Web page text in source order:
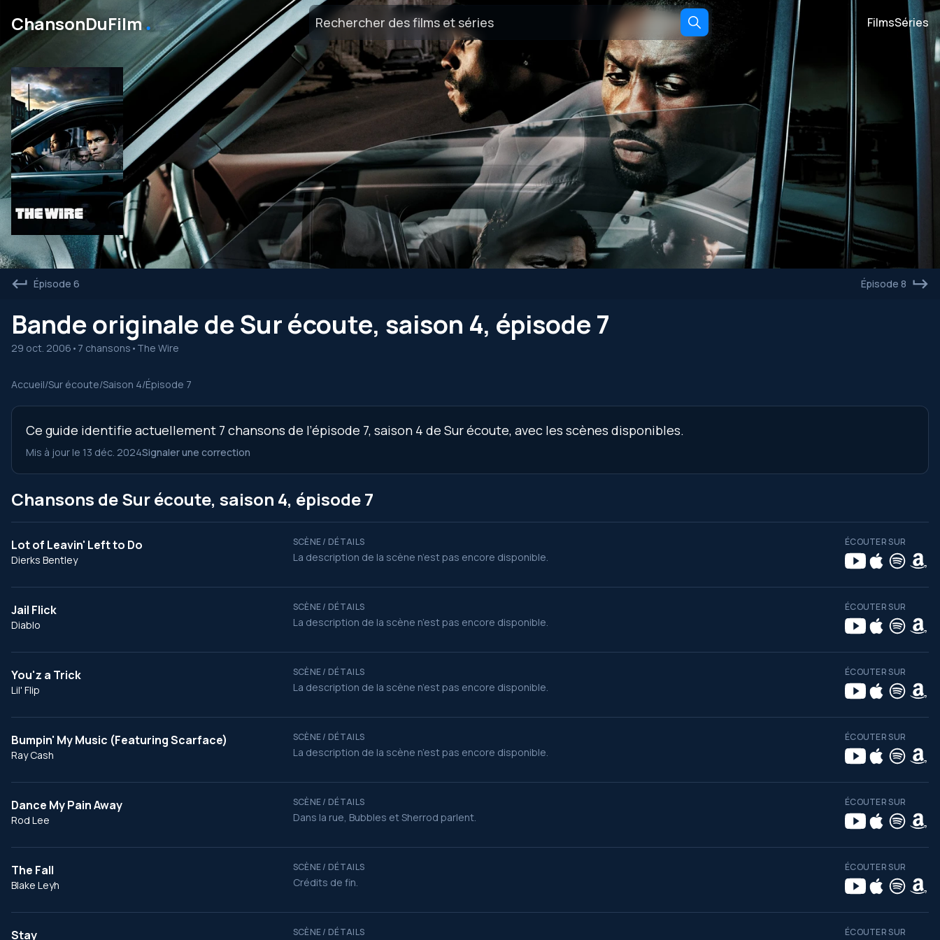
ChansonDuFilm․ FilmsSéries
Épisode 6 Épisode 8
Bande originale de Sur écoute, saison 4, épisode 7
29 oct. 2006 • 7 chansons • The Wire
Accueil/Sur écoute/Saison 4/Épisode 7
Ce guide identifie actuellement 7 chansons de l’épisode 7, saison 4 de Sur écoute, avec les scènes disponibles.
Mis à jour le 13 déc. 2024Signaler une correction
Chansons de Sur écoute, saison 4, épisode 7
Lot of Leavin' Left to Do
Dierks Bentley
SCÈNE / DÉTAILS
La description de la scène n’est pas encore disponible.
ÉCOUTER SUR
Jail Flick
Diablo
SCÈNE / DÉTAILS
La description de la scène n’est pas encore disponible.
ÉCOUTER SUR
You'z a Trick
Lil' Flip
SCÈNE / DÉTAILS
La description de la scène n’est pas encore disponible.
ÉCOUTER SUR
Bumpin' My Music (Featuring Scarface)
Ray Cash
SCÈNE / DÉTAILS
La description de la scène n’est pas encore disponible.
ÉCOUTER SUR
Dance My Pain Away
Rod Lee
SCÈNE / DÉTAILS
Dans la rue, Bubbles et Sherrod parlent.
ÉCOUTER SUR
The Fall
Blake Leyh
SCÈNE / DÉTAILS
Crédits de fin.
ÉCOUTER SUR
Stay SCÈNE / DÉTAILS ÉCOUTER SUR